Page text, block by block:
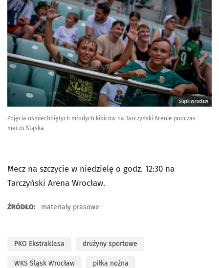
Śląsk Wrocław
Zdjęcia uśmiechniętych młodych kibiców na Tarczyński Arenie podczas
meczu Śląska
Mecz na szczycie w niedzielę o godz. 12:30 na
Tarczyński Arena Wrocław.
ŹRÓDŁO: materiały prasowe
PKO Ekstraklasa drużyny sportowe
WKS Śląsk Wrocław piłka nożna